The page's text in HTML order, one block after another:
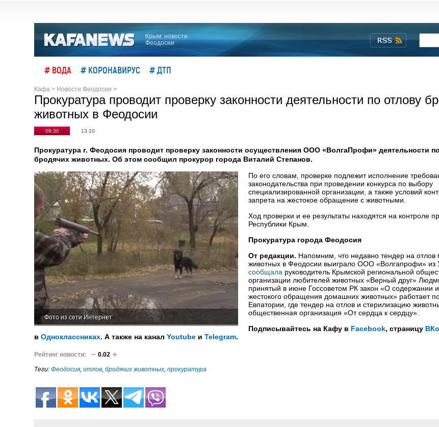
Крым: новости
Феодосии
# ВОДА # КОРОНАВИРУС # ДТП
Кафа > Новости Феодосии >
Прокуратура проводит проверку законности деятельности по отлову
животных в Феодосии
09:30 13.10
Прокуратура г. Феодосия проводит проверку законности осуществления ООО «ВолгаПрофи» деятельности
бродячих животных. Об этом сообщил прокурор города Виталий Степанов.
Фото из сети Интернет
По его словам, проверке подлежит исполнение
законодательства при проведении конкурса по выбору
специализированной организации, а также условий
запрета на жестокое обращение с животными.
Ход проверки и ее результаты находятся на контроле
Республики Крым.
Прокуратура города Феодосия
От редакции. Напомним, что недавно тендер на отлов
животных в Феодосии выиграло ООО «Волгапрофи» из
сообщала руководитель Крымской региональной
организации любителей животных «Верный друг»
принятый в июне Госсоветом РК закон «О содержании
жестокого обращения домашних животных» работает
Евпатории, где тендер на отлов и стерилизацию
общественная организация «От сердца к сердцу».
Подписывайтесь на Кафу в Facebook, страницу
в Одноклассниках. А также на канал Youtube и Telegram.
Рейтинг новости: 0.02
Теги: Феодосия, отлов, бродячих животных, прокуратура